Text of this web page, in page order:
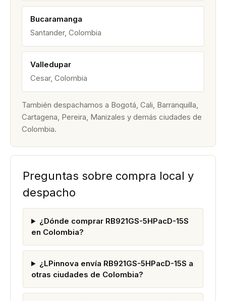
Bucaramanga
Santander, Colombia
Valledupar
Cesar, Colombia
También despachamos a Bogotá, Cali, Barranquilla,
Cartagena, Pereira, Manizales y demás ciudades de
Colombia.
Preguntas sobre compra local y
despacho
¿Dónde comprar RB921GS-5HPacD-15S
en Colombia?
¿LPinnova envía RB921GS-5HPacD-15S a
otras ciudades de Colombia?